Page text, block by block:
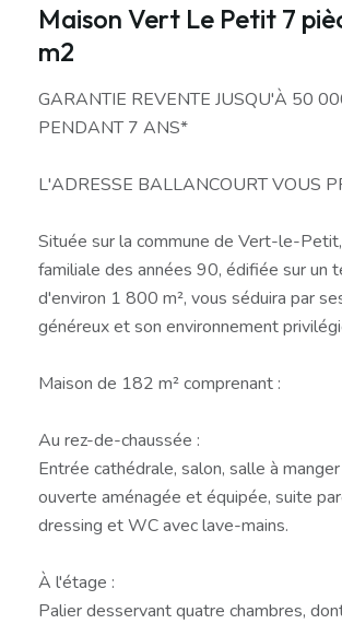
Maison Vert Le Petit 7
m2
GARANTIE REVENTE JUSQU'À 50
PENDANT 7 ANS*
L'ADRESSE BALLANCOURT VOUS
Située sur la commune de Vert-le-
familiale des années 90, édifiée sur un
d'environ 1 800 m², vous séduira par
généreux et son environnement
Maison de 182 m² comprenant :
Au rez-de-chaussée :
Entrée cathédrale, salon, salle à
ouverte aménagée et équipée, suite
dressing et WC avec lave-mains.
À l'étage :
Palier desservant quatre chambres,